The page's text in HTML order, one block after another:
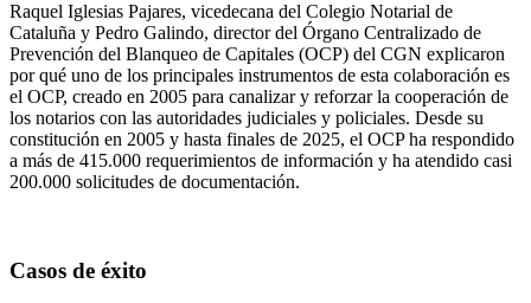
Raquel Iglesias Pajares, vicedecana del Colegio Notarial de
Cataluña y Pedro Galindo, director del Órgano Centralizado de
Prevención del Blanqueo de Capitales (OCP) del CGN explicaron
por qué uno de los principales instrumentos de esta colaboración es
el OCP, creado en 2005 para canalizar y reforzar la cooperación de
los notarios con las autoridades judiciales y policiales. Desde su
constitución en 2005 y hasta finales de 2025, el OCP ha respondido
a más de 415.000 requerimientos de información y ha atendido casi
200.000 solicitudes de documentación.
Casos de éxito